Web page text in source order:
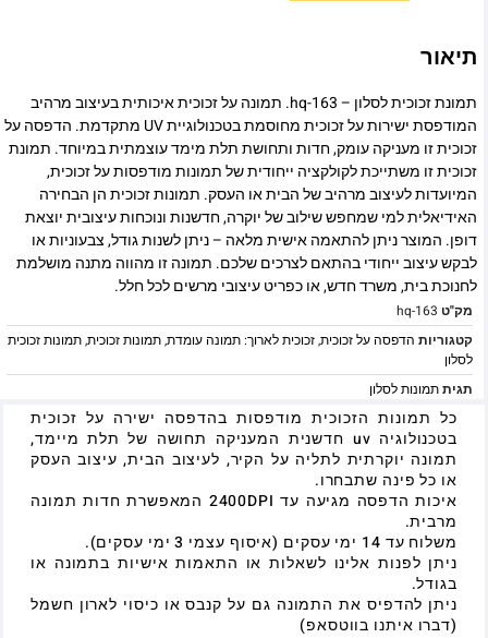
תיאור
תמונת זכוכית לסלון – hq-163. תמונה על זכוכית איכותית בעיצוב מרהיב
המודפסת ישירות על זכוכית מחוסמת בטכנולוגיית UV מתקדמת. הדפסה על
זכוכית זו מעניקה עומק, חדות ותחושת תלת מימד עוצמתית במיוחד. תמונת
זכוכית זו משתייכת לקולקציה ייחודית של תמונות מודפסות על זכוכית,
המיועדות לעיצוב מרהיב של הבית או העסק. תמונות זכוכית הן הבחירה
האידיאלית למי שמחפש שילוב של יוקרה, חדשנות ונוכחות עיצובית יוצאת
דופן. המוצר ניתן להתאמה אישית מלאה – ניתן לשנות גודל, צבעוניות או
לבקש עיצוב ייחודי בהתאם לצרכים שלכם. תמונה זו מהווה מתנה מושלמת
לחנוכת בית, משרד חדש, או כפריט עיצובי מרשים לכל חלל.
מק"ט hq-163
קטגוריות הדפסה על זכוכית,זכוכית לארוך: תמונה עומדת,תמונות זכוכית,תמונות זכוכית
לסלון
תגיתתמונות לסלון
כל תמונות הזכוכית מודפסות בהדפסה ישירה על זכוכית
בטכנולוגיה uv חדשנית המעניקה תחושה של תלת מיימד,
תמונה יוקרתית לתליה על הקיר, לעיצוב הבית, עיצוב העסק
או כל פינה שתבחרו.
איכות הדפסה מגיעה עד 2400DPI המאפשרת חדות תמונה
מרבית.
משלוח עד 14 ימי עסקים (איסוף עצמי 3 ימי עסקים).
ניתן לפנות אלינו לשאלות או התאמות אישיות בתמונה או
בגודל.
ניתן להדפיס את התמונה גם על קנבס או כיסוי לארון חשמל
(דברו איתנו בווטסאפ)